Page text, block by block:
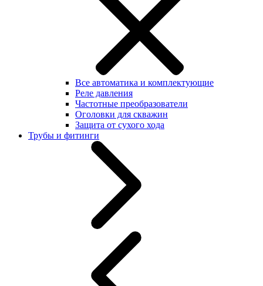
Все автоматика и комплектующие
Реле давления
Частотные преобразователи
Оголовки для скважин
Защита от сухого хода
Трубы и фитинги